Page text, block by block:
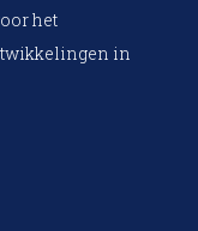
het
in